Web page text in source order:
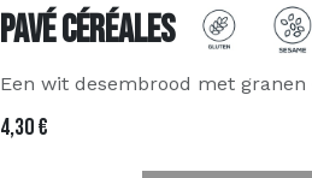
Pavé Céréales
Een wit desembrood met granen
4,30€